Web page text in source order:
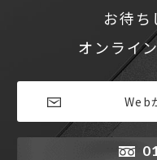
お待ち
オンライ
Web